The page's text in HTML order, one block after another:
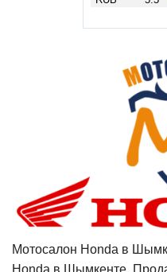
Мотосалон Honda в
Honda в Шымкенте,